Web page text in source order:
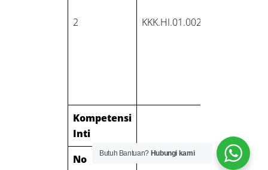
2 KKK.HI.01.002.01
Kompetensi
Inti
No
Kode Unit Judul
Butuh Bantuan? Hubungi kami